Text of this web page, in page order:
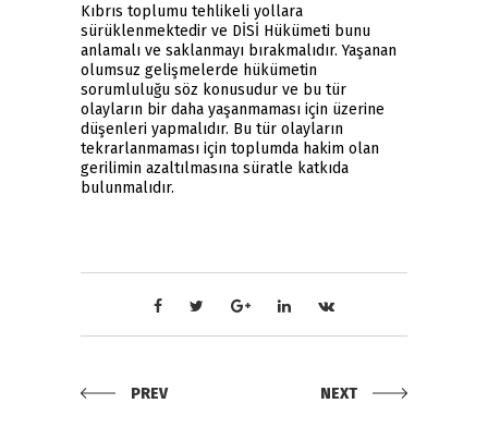
Kıbrıs toplumu tehlikeli yollara
sürüklenmektedir ve DİSİ Hükümeti bunu
anlamalı ve saklanmayı bırakmalıdır. Yaşanan
olumsuz gelişmelerde hükümetin
sorumluluğu söz konusudur ve bu tür
olayların bir daha yaşanmaması için üzerine
düşenleri yapmalıdır. Bu tür olayların
tekrarlanmaması için toplumda hakim olan
gerilimin azaltılmasına süratle katkıda
bulunmalıdır.
PREV NEXT